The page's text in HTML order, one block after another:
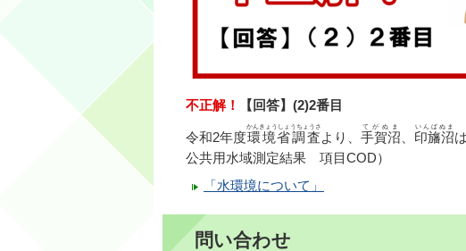
不正解！ 【回答】(2)2番目
令和2年度環境省調査
かんきょうしょうちょうさ
より、 手賀沼
てがぬま
、 印旛沼
いんばぬま
公共用水域測定結果 項目COD）
「水環境について」
問い合わせ